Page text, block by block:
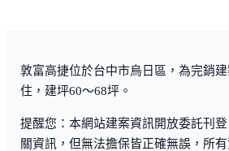
敦富高捷位於台中市烏日區，為完銷
住，建坪60～68坪。
提醒您：本網站建案資訊開放委託刊
關資訊，但無法擔保皆正確無誤，所